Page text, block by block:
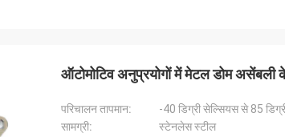
ऑटोमोटिव अनुप्रयोगों में मेटल डोम असेंबली
परिचालन तापमान:
-40 डिग्री सेल्सियस से 85
सामग्री:
स्टेनलेस स्टील